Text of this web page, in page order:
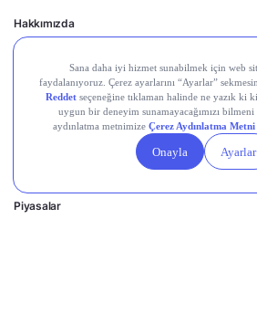
Hakkımızda
Midas'ın Kulakları
Midas Akademi
Piyasalar